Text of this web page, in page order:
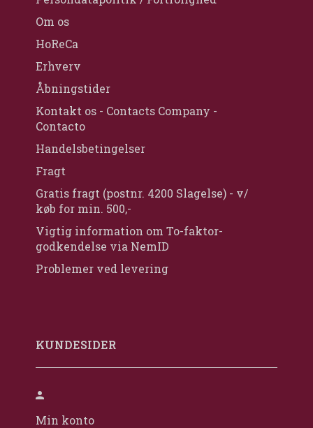
Om os
HoReCa
Erhverv
Åbningstider
Kontakt os - Contacts Company -
Contacto
Handelsbetingelser
Fragt
Gratis fragt (postnr. 4200 Slagelse) - v/
køb for min. 500,-
Vigtig information om To-faktor-
godkendelse via NemID
Problemer ved levering
KUNDESIDER
Min konto